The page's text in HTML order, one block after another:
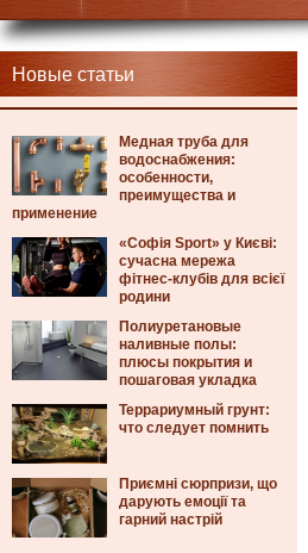
Новые статьи
Медная труба для
водоснабжения:
особенности,
преимущества и
применение
«Софія Sport» у Києві:
сучасна мережа
фітнес-клубів для всієї
родини
Полиуретановые
наливные полы:
плюсы покрытия и
пошаговая укладка
Террариумный грунт:
что следует помнить
Приємні сюрпризи, що
дарують емоції та
гарний настрій